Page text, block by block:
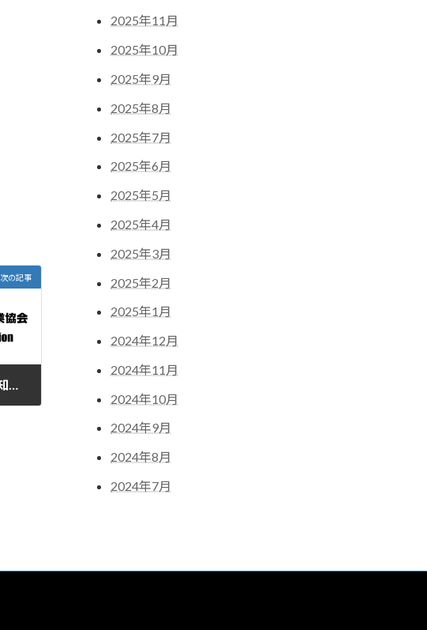
次の記事
【更新】第1回DX工場見学会 開催のお知らせ（6/10開催）
2025年11月
2025年10月
2025年9月
2025年8月
2025年7月
2025年6月
2025年5月
2025年4月
2025年3月
2025年2月
2025年1月
2024年12月
2024年11月
2024年10月
2024年9月
2024年8月
2024年7月